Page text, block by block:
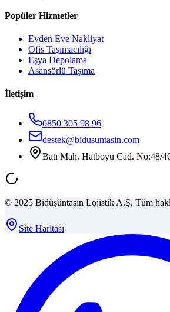
Popüler Hizmetler
Evden Eve Nakliyat
Ofis Taşımacılığı
Eşya Depolama
Asansörlü Taşıma
İletişim
0850 305 98 96
destek@bidusuntasin.com
Batı Mah. Hatboyu Cad. No:48/
© 2025 Bidüşüntaşın Lojistik A.Ş. Tüm
Site Haritası